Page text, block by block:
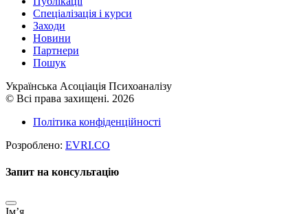
Cпеціалізація і курси
Заходи
Новини
Партнери
Пошук
Українська Асоціація Психоаналізу
© Всі права захищені. 2026
Політика конфіденційності
Розроблено: EVRI.CO
Запит на консультацію
Імʼя